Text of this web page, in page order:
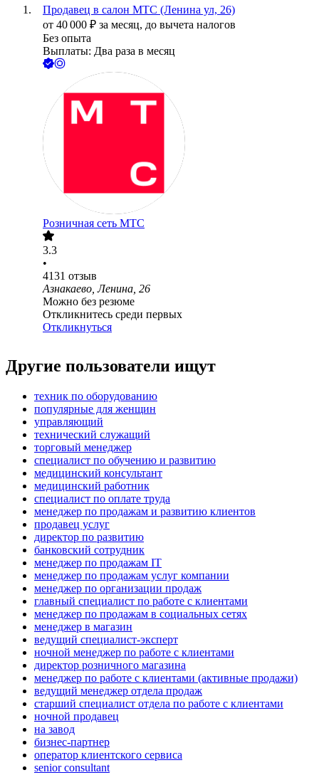
Продавец в салон МТС (Ленина ул, 26)
от 40 000 ₽ за месяц, до вычета налогов
Без опыта
Выплаты: Два раза в месяц
Розничная сеть МТС
3.3
•
4131 отзыв
Азнакаево, Ленина, 26
Можно без резюме
Откликнитесь среди первых
Откликнуться
Другие пользователи ищут
техник по оборудованию
популярные для женщин
управляющий
технический служащий
торговый менеджер
специалист по обучению и развитию
медицинский консультант
медицинский работник
специалист по оплате труда
менеджер по продажам и развитию клиентов
продавец услуг
директор по развитию
банковский сотрудник
менеджер по продажам IT
менеджер по продажам услуг компании
менеджер по организации продаж
главный специалист по работе с клиентами
менеджер по продажам в социальных сетях
менеджер в магазин
ведущий специалист-эксперт
ночной менеджер по работе с клиентами
директор розничного магазина
менеджер по работе с клиентами (активные продажи)
ведущий менеджер отдела продаж
старший специалист отдела по работе с клиентами
ночной продавец
на завод
бизнес-партнер
оператор клиентского сервиса
senior consultant